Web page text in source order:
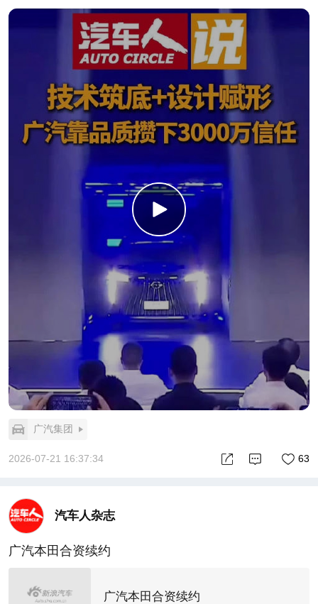
广汽集团
2026-07-21 16:37:34 63
汽车人杂志
广汽本田合资续约
广汽本田合资续约